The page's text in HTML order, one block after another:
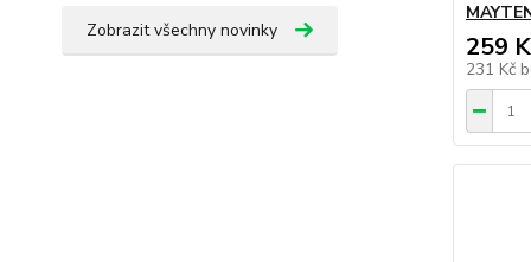
Zobrazit všechny novinky
259
231 Kč